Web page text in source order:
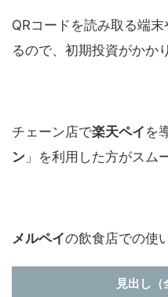
QRコードを読み取る端
るので、初期投資がかか
チェーン店で楽天ペイ を
ン 」を利用した方がスム
メルペイの飲食店での使
見出し（